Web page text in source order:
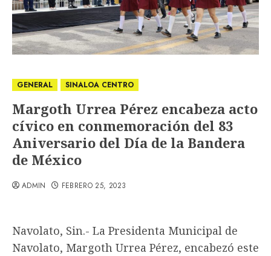
GENERAL SINALOA CENTRO
Margoth Urrea Pérez encabeza acto
cívico en conmemoración del 83
Aniversario del Día de la Bandera
de México
ADMIN FEBRERO 25, 2023
Navolato, Sin.- La Presidenta Municipal de
Navolato, Margoth Urrea Pérez, encabezó este